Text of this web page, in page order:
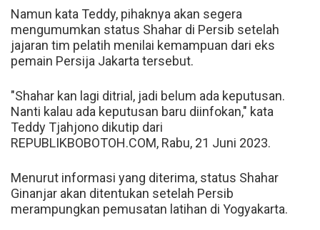
Namun kata Teddy, pihaknya akan segera
mengumumkan status Shahar di Persib setelah
jajaran tim pelatih menilai kemampuan dari eks
pemain Persija Jakarta tersebut.
"Shahar kan lagi ditrial, jadi belum ada keputusan.
Nanti kalau ada keputusan baru diinfokan," kata
Teddy Tjahjono dikutip dari
REPUBLIKBOBOTOH.COM, Rabu, 21 Juni 2023.
Menurut informasi yang diterima, status Shahar
Ginanjar akan ditentukan setelah Persib
merampungkan pemusatan latihan di Yogyakarta.